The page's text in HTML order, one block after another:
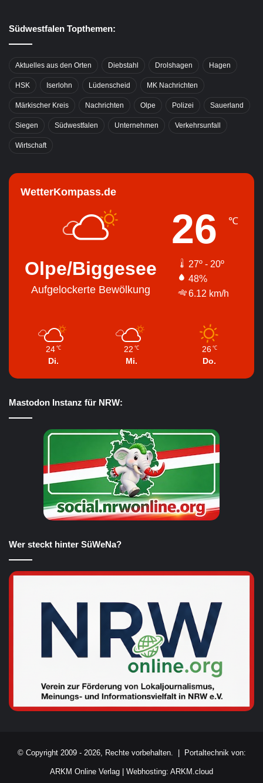
Südwestfalen Topthemen:
Aktuelles aus den Orten Diebstahl Drolshagen Hagen
HSK Iserlohn Lüdenscheid MK Nachrichten
Märkischer Kreis Nachrichten Olpe Polizei Sauerland
Siegen Südwestfalen Unternehmen Verkehrsunfall
Wirtschaft
WetterKompass.de
Olpe/Biggesee
Aufgelockerte Bewölkung
26 ℃
27º - 20º
48%
6.12 km/h
24 ℃
Di.
22 ℃
Mi.
26 ℃
Do.
Mastodon Instanz für NRW:
Wer steckt hinter SüWeNa?
© Copyright 2009 - 2026, Rechte vorbehalten. | Portaltechnik von:
ARKM Online Verlag Webhosting: ARKM.cloud